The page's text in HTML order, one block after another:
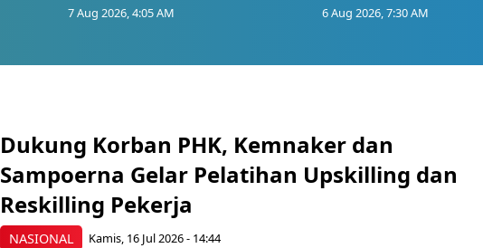
7 Aug 2026, 4:05 AM 6 Aug 2026, 7:30 AM
NASIONAL
Dukung Korban PHK, Kemnaker dan
Sampoerna Gelar Pelatihan Upskilling dan
Reskilling Pekerja
Kamis, 16 Jul 2026 - 14:44